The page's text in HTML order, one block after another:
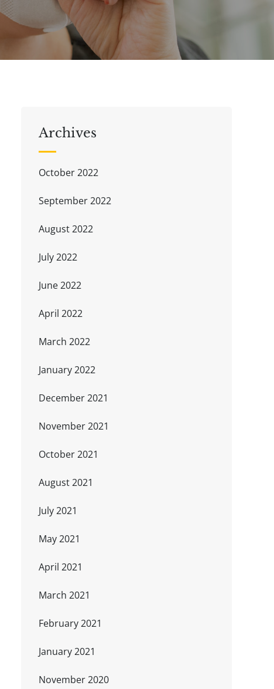
Archives
October 2022
September 2022
August 2022
July 2022
June 2022
April 2022
March 2022
January 2022
December 2021
November 2021
October 2021
August 2021
July 2021
May 2021
April 2021
March 2021
February 2021
January 2021
November 2020